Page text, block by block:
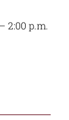
2:00 p.m.